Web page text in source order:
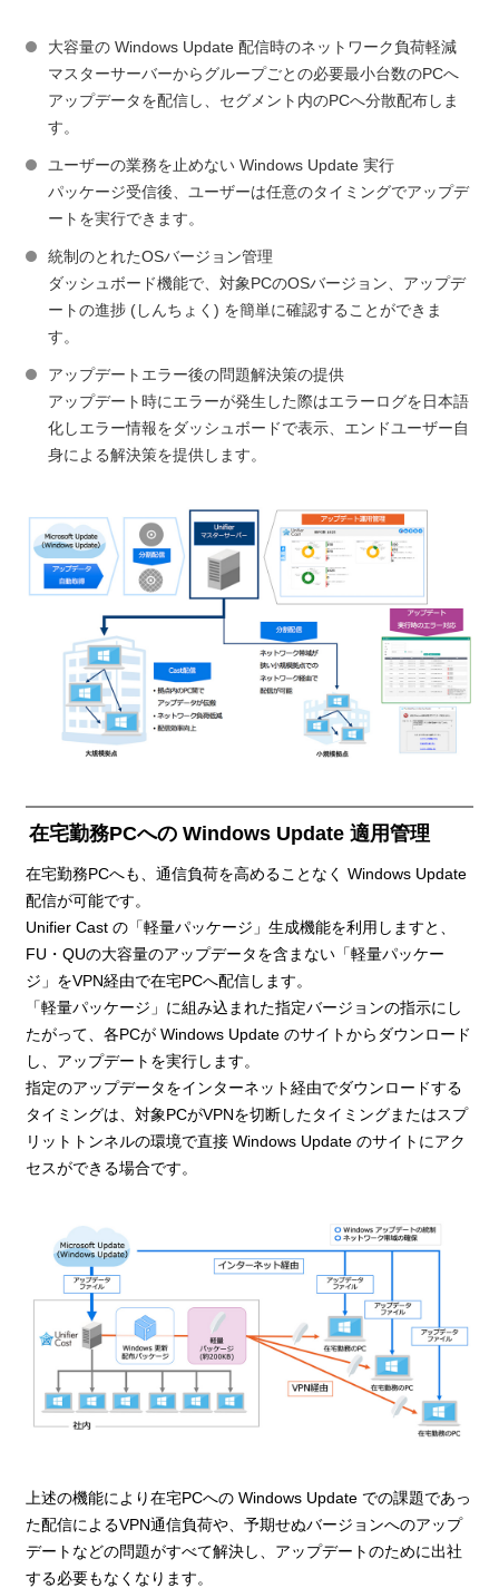
大容量の Windows Update 配信時のネットワーク負荷軽減
マスターサーバーからグループごとの必要最小台数のPCへ
アップデータを配信し、セグメント内のPCへ分散配布しま
す。
ユーザーの業務を止めない Windows Update 実行
パッケージ受信後、ユーザーは任意のタイミングでアップデ
ートを実行できます。
統制のとれたOSバージョン管理
ダッシュボード機能で、対象PCのOSバージョン、アップデ
ートの進捗 (しんちょく) を簡単に確認することができま
す。
アップデートエラー後の問題解決策の提供
アップデート時にエラーが発生した際はエラーログを日本語
化しエラー情報をダッシュボードで表示、エンドユーザー自
身による解決策を提供します。
在宅勤務PCへの Windows Update 適用管理
在宅勤務PCへも、通信負荷を高めることなく Windows Update
配信が可能です。
Unifier Cast の「軽量パッケージ」生成機能を利用しますと、
FU・QUの大容量のアップデータを含まない「軽量パッケー
ジ」をVPN経由で在宅PCへ配信します。
「軽量パッケージ」に組み込まれた指定バージョンの指示にし
たがって、各PCが Windows Update のサイトからダウンロード
し、アップデートを実行します。
指定のアップデータをインターネット経由でダウンロードする
タイミングは、対象PCがVPNを切断したタイミングまたはスプ
リットトンネルの環境で直接 Windows Update のサイトにアク
セスができる場合です。
上述の機能により在宅PCへの Windows Update での課題であっ
た配信によるVPN通信負荷や、予期せぬバージョンへのアップ
デートなどの問題がすべて解決し、アップデートのために出社
する必要もなくなります。